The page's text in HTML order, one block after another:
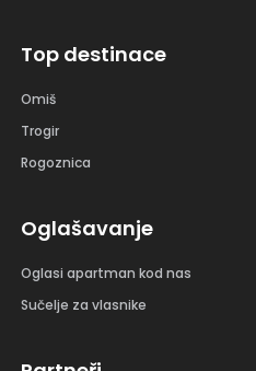
Top destinace
Omiš
Trogir
Rogoznica
Oglašavanje
Oglasi apartman kod nas
Sučelje za vlasnike